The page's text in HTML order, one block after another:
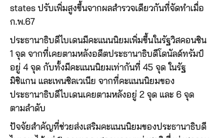
states ปรับเพิ่มสูงขึ้นจากผลสำรวจเดียวกันที่จัดทำเมื่อ
ก.พ.67
ประธานาธิบดีไบเดนมีคะแนนนิยมเพิ่มขึ้นในรัฐวิสคอนซิน
1 จุด จากที่เคยตามหลังอดีตประธานาธิบดีโดนัลด์ทรัมป์
อยู่ 4 จุด กับทั้งมีคะแนนนิยมเท่ากันที่ 45 จุด ในรัฐ
มิชิแกน และเพนซิลเวเนีย จากที่คะแนนนิยมของ
ประธานาธิบดีไบเดนเคยตามหลังอยู่ 2 จุด และ 6 จุด
ตามลำดับ
ปัจจัยสำคัญที่ช่วยส่งเสริมคะแนนนิยมของประธานาธิบดี